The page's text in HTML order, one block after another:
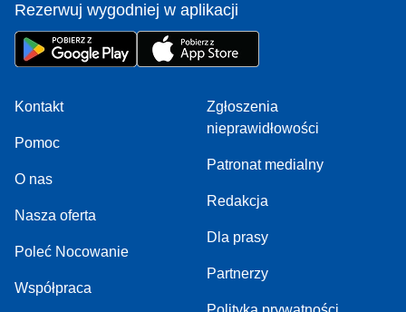
Rezerwuj wygodniej w aplikacji
Kontakt
Pomoc
O nas
Nasza oferta
Poleć Nocowanie
Współpraca
Zgłoszenia
nieprawidłowości
Patronat medialny
Redakcja
Dla prasy
Partnerzy